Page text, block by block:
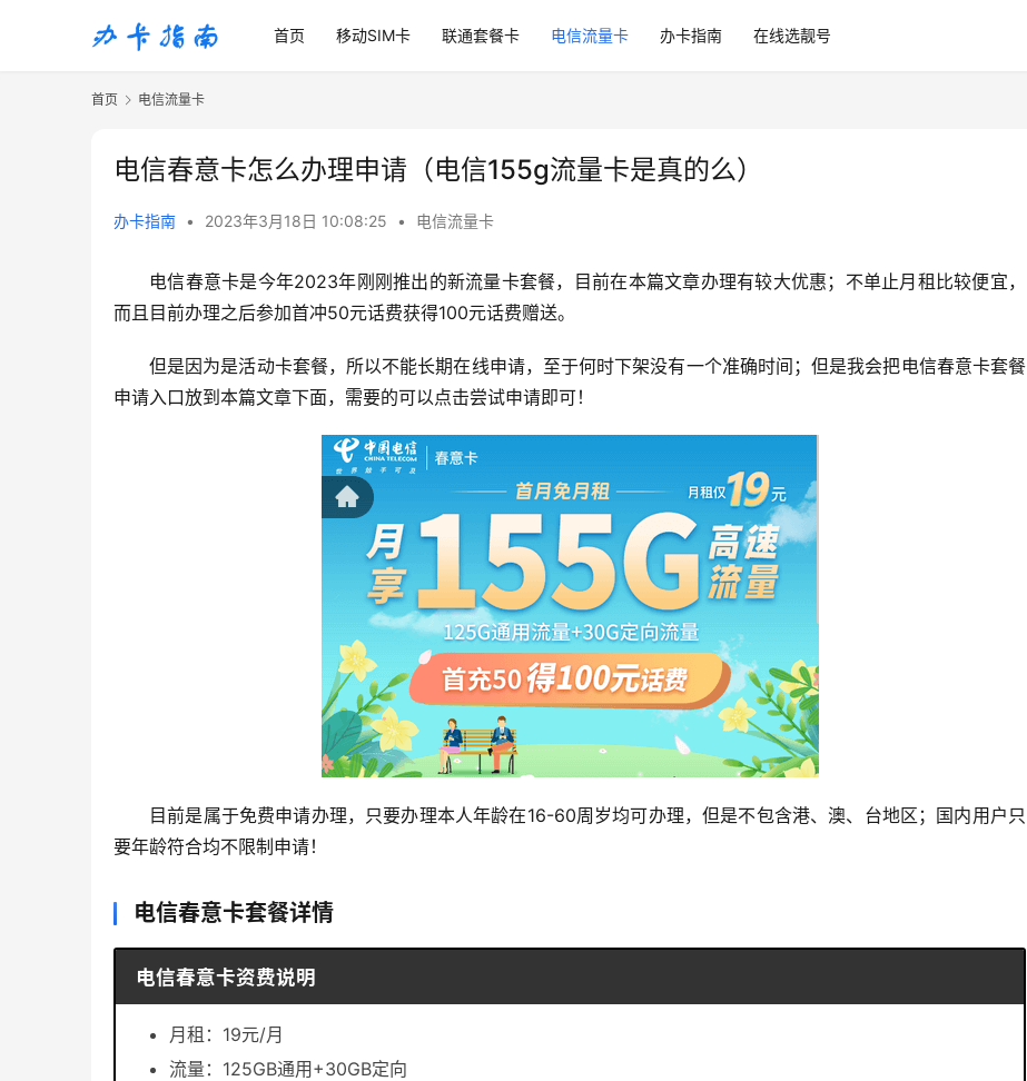
首页 移动SIM卡 联通套餐卡 电信流量卡 办卡指南 在线选靓号
首页 电信流量卡
电信春意卡怎么办理申请（电信155g流量卡是真的么）
办卡指南 • 2023年3月18日 10:08:25 • 电信流量卡
电信春意卡是今年2023年刚刚推出的新流量卡套餐，目前在本篇文章办理有较大优惠；不单止月租比较便宜，
而且目前办理之后参加首冲50元话费获得100元话费赠送。
但是因为是活动卡套餐，所以不能长期在线申请，至于何时下架没有一个准确时间；但是我会把电信春意卡套餐
申请入口放到本篇文章下面，需要的可以点击尝试申请即可！
目前是属于免费申请办理，只要办理本人年龄在16-60周岁均可办理，但是不包含港、澳、台地区；国内用户只
要年龄符合均不限制申请！
电信春意卡套餐详情
电信春意卡资费说明
月租：19元/月
流量：125GB通用+30GB定向